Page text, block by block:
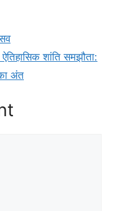
शांति समझौता:
अंत